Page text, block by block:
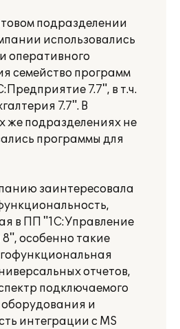
подразделении
использовались
оперативного
семейство программ
7.7", в т.ч.
7.7". В
же подразделениях не
программы для
заинтересовала
в ПП "1С:Управление
8", особенно такие
отчетов,
подключаемого
оборудования и
интеграции с MS